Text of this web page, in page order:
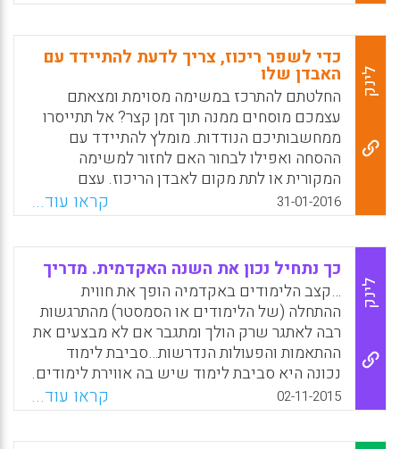
בלמידה שיתופית, בעוד שניהול זמן חיוני ללמידה
יעילה. המטרה של עבודה זו היא לנתח את
ההשפעות של ניהול רגשות על ניהול זמן ועל
ניהול עצמי בלמידה מקוונת ולזהות את היכולות
בניהול זמן ובניהול עצמי המושפעות ביותר בעת
שתלמידים חותרים להשיג למידה יעילה
(Arguedas, Marta; Daradoumis, Thanasis;
Xhafa, Fatos, 2016).
WhatsApp
Facebook
Email
X
לינק
כדי לשפר ריכוז, צריך לדעת להתיידד עם
האבדן שלו
החלטתם להתרכז במשימה מסוימת ומצאתם
עצמכם מוסחים ממנה תוך זמן קצר? אל תתייסרו
ממחשבותיכם הנודדות. מומלץ להתיידד עם
ההסחה ואפילו לבחור האם לחזור למשימה
המקורית או לתת מקום לאבדן הריכוז. עצם
הערנות וההתיידדות עם מבנה ההסחות שלנו,
ישפרו את יכולת הריכוז שלנו ויגבירו את הסיכוי
שנבקש לחזור למשימה ולהשלים אותה (אתר
חברת מתודיקה).
WhatsApp
Facebook
Email
X
31-01-2016 קראו עוד...
לינק
כך נתחיל נכון את השנה האקדמית. מדריך
…קצב הלימודים באקדמיה הופך את חווית
ההתחלה (של הלימודים או הסמסטר) מהתרגשות
רבה לאתגר שרק הולך ומתגבר אם לא מבצעים את
ההתאמות והפעולות הנדרשות…סביבת לימוד
נכונה היא סביבת לימוד שיש בה אווירת לימודים.
אווירת לימודים היא אווירה המעודדת ומאפשרת
למידה, נותנת מקום לחשיבה, מסייעת לריכוז
ומונעת הסחת הדעת (רן שמשוני).
02-11-2015 קראו עוד...